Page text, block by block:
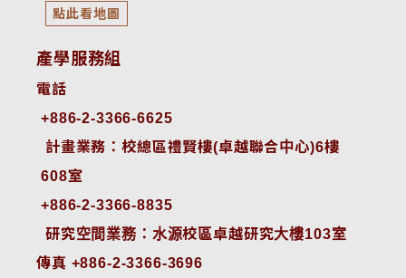
點此看地圖
產學服務組
電話
+886-2-3366-6625
計畫業務：校總區禮賢樓(卓越聯合中心)6樓
608室
+886-2-3366-8835
研究空間業務：水源校區卓越研究大樓103室
傳真 +886-2-3366-3696